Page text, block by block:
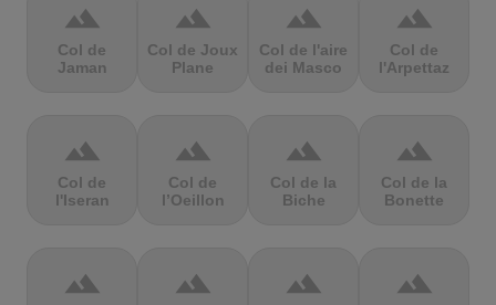
terrain
Col de
Jaman
terrain
Col de Joux
Plane
terrain
Col de l'aire
dei Masco
terrain
Col de
l'Arpettaz
terrain
Col de
l'Iseran
terrain
Col de
l’Oeillon
terrain
Col de la
Biche
terrain
Col de la
Bonette
terrain terrain terrain terrain